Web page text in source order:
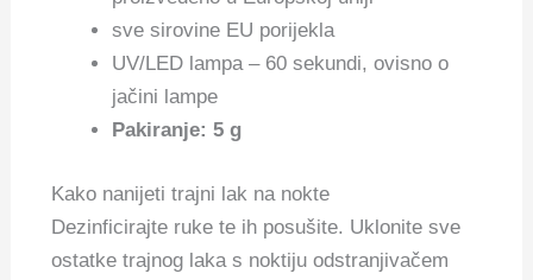
sve sirovine EU porijekla
UV/LED lampa – 60 sekundi, ovisno o
jačini lampe
Pakiranje: 5 g
Kako nanijeti trajni lak na nokte
Dezinficirajte ruke te ih posušite. Uklonite sve
ostatke trajnog laka s noktiju odstranjivačem